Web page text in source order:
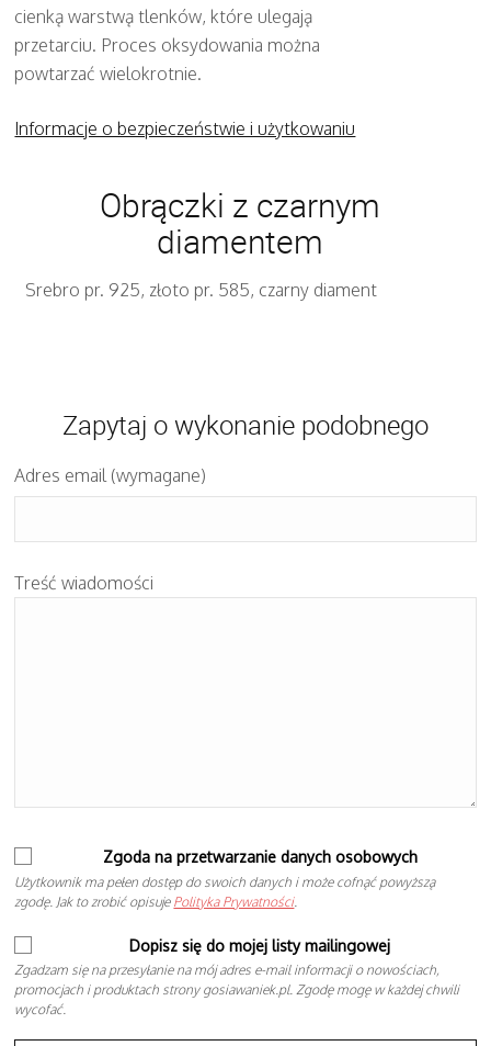
cienką warstwą tlenków, które ulegają
przetarciu. Proces oksydowania można
powtarzać wielokrotnie.
Informacje o bezpieczeństwie i użytkowaniu
Obrączki z czarnym
diamentem
Srebro pr. 925, złoto pr. 585, czarny diament
Zapytaj o wykonanie podobnego
Adres email (wymagane)
Treść wiadomości
Zgoda na przetwarzanie danych osobowych
Użytkownik ma pełen dostęp do swoich danych i może cofnąć powyższą
zgodę. Jak to zrobić opisuje Polityka Prywatności.
Dopisz się do mojej listy mailingowej
Zgadzam się na przesyłanie na mój adres e-mail informacji o nowościach,
promocjach i produktach strony gosiawaniek.pl. Zgodę mogę w każdej chwili
wycofać.